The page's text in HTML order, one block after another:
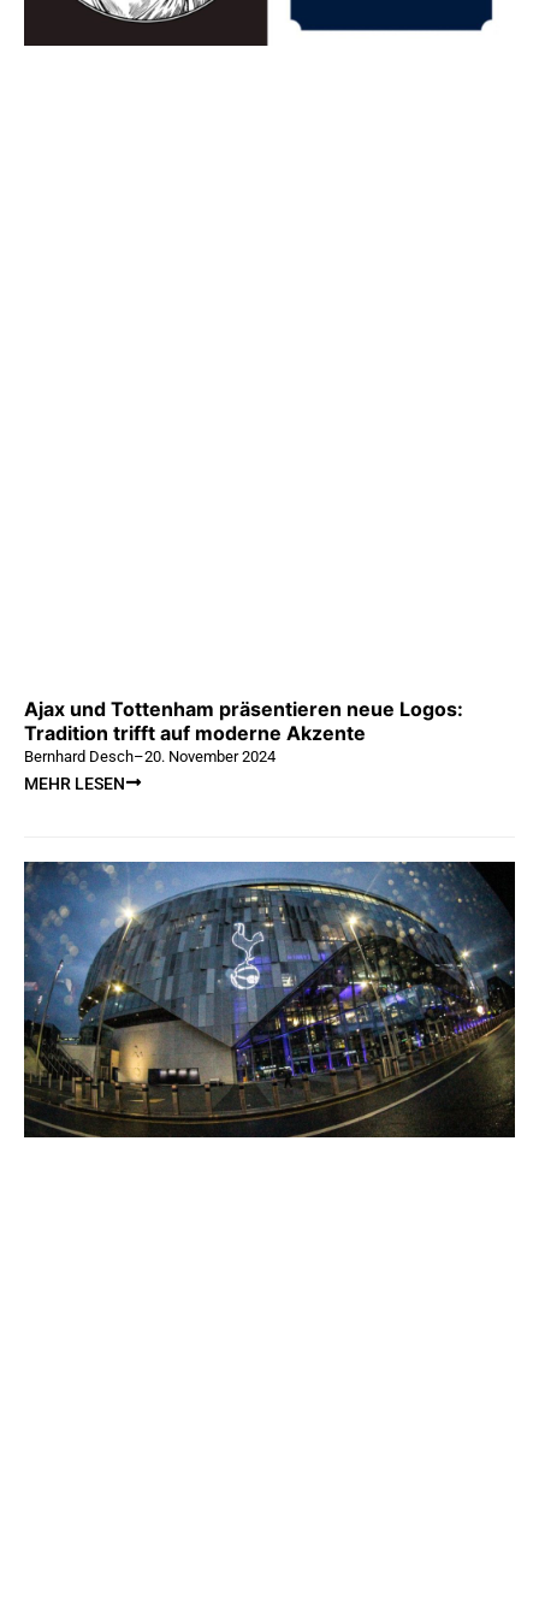
Ajax und Tottenham präsentieren neue Logos:
Tradition trifft auf moderne Akzente
Bernhard Desch–20. November 2024
MEHR LESEN